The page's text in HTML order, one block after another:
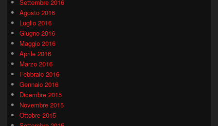
Settembre 2016
Agosto 2016
Luglio 2016
Giugno 2016
Maggio 2016
Aprile 2016
Marzo 2016
Febbraio 2016
Gennaio 2016
Dicembre 2015
Novembre 2015
Ottobre 2015